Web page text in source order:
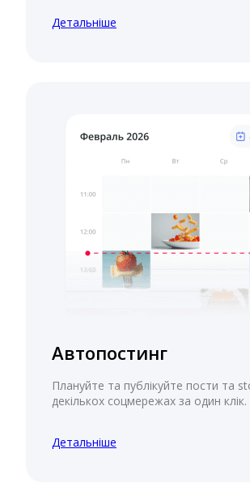
Детальніше
Автопостинг
Плануйте та публікуйте пости та
декількох соцмережах за один клік.
Детальніше